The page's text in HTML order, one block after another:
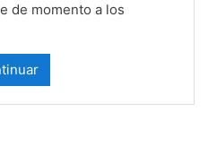
de momento a los